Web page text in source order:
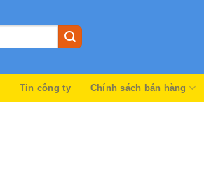
Tin công ty Chính sách bán hàng